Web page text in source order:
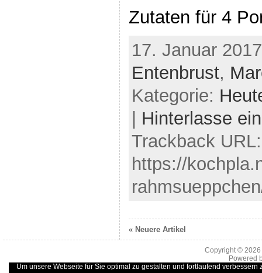
Zutaten für 4
17. Januar
Entenbrust,
Kategorie:
Hinterlasse
Trackback URL:
https://
« Neuere Artikel
Copyright ©
Powered
Um unsere Webseite für Sie optimal zu gestalten und fortlaufend